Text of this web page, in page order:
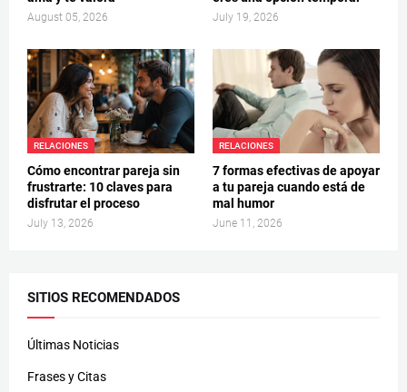
August 05, 2026 July 19, 2026
RELACIONES
Cómo encontrar pareja sin
frustrarte: 10 claves para
disfrutar el proceso
July 13, 2026
RELACIONES
7 formas efectivas de apoyar
a tu pareja cuando está de
mal humor
June 11, 2026
SITIOS RECOMENDADOS
Últimas Noticias
Frases y Citas